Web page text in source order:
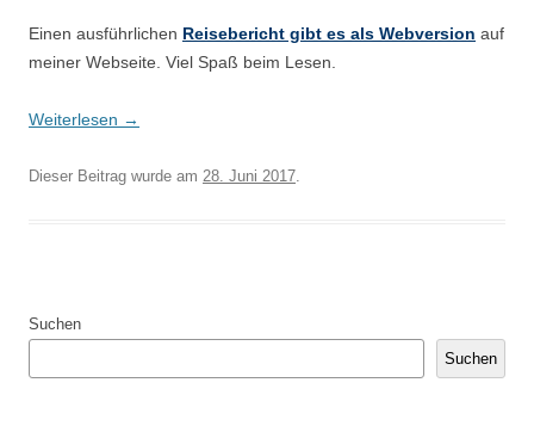
Einen ausführlichen Reisebericht gibt es als Webversion auf
meiner Webseite. Viel Spaß beim Lesen.
Weiterlesen →
Dieser Beitrag wurde am 28. Juni 2017
Suchen
Suchen